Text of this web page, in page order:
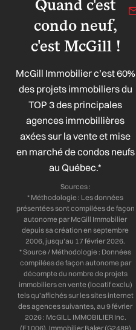
Quand c'est
condo neuf,
c'est McGill !
McGill Immobilier c’est 60%
des projets immobiliers du
TOP 3 des principales
agences immobillières
axées sur la vente et mise
en marché de condos neufs
au Québec.*
Sources :
* Méthodologie : Les données
présentées sont compilées de façon
autonome par McGill Immobilier
depuis sa création en septembre
2006, jusqu’au 17 février 2026.
* Source / Méthodologie : Données
compilées de façon autonome par
décompte du nombre de projets
immobiliers en vente (locatif exclu)
tels qu’affichés sur les sites internet
des agences suivantes, au 9 février
2026 : McGILL IMMOBILIER Inc.
(E1006), Immobilier Baker (G2489)